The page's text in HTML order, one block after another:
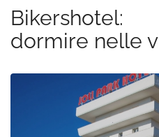
Bikershotel:
dormire nelle